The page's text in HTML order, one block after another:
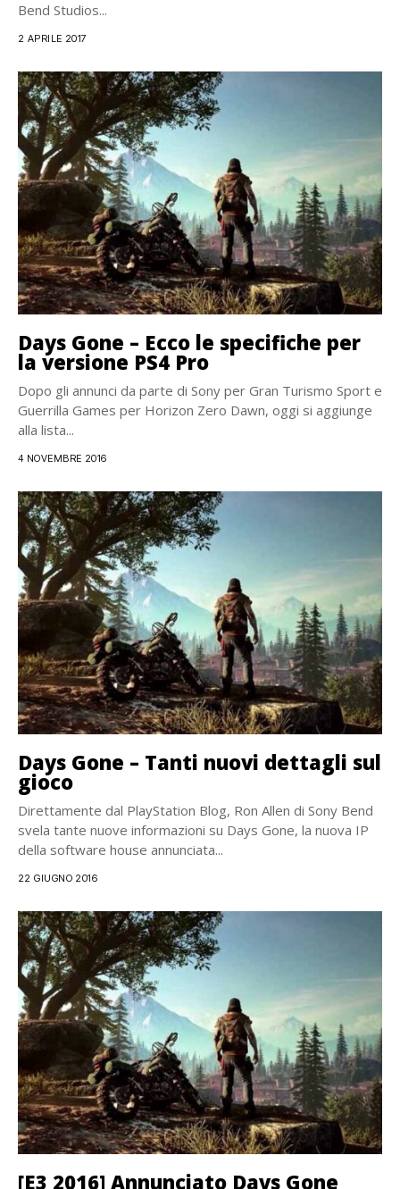
Bend Studios...
2 APRILE 2017
Days Gone – Ecco le specifiche per
la versione PS4 Pro
Dopo gli annunci da parte di Sony per Gran Turismo Sport e
Guerrilla Games per Horizon Zero Dawn, oggi si aggiunge
alla lista...
4 NOVEMBRE 2016
Days Gone – Tanti nuovi dettagli sul
gioco
Direttamente dal PlayStation Blog, Ron Allen di Sony Bend
svela tante nuove informazioni su Days Gone, la nuova IP
della software house annunciata...
22 GIUGNO 2016
[E3 2016] Annunciato Days Gone